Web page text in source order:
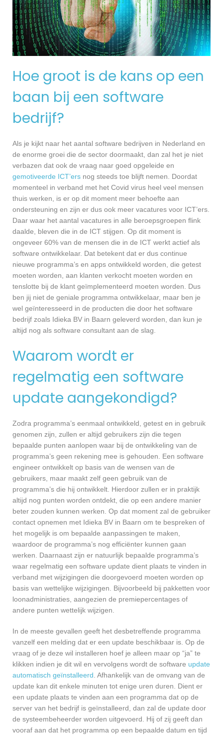
Hoe groot is de kans op een
baan bij een software
bedrijf?
Als je kijkt naar het aantal software bedrijven in Nederland en
de enorme groei die de sector doormaakt, dan zal het je niet
verbazen dat ook de vraag naar goed opgeleide en
gemotiveerde ICT’ers nog steeds toe blijft nemen. Doordat
momenteel in verband met het Covid virus heel veel mensen
thuis werken, is er op dit moment meer behoefte aan
ondersteuning en zijn er dus ook meer vacatures voor ICT’ers.
Daar waar het aantal vacatures in alle beroepsgroepen flink
daalde, bleven die in de ICT stijgen. Op dit moment is
ongeveer 60% van de mensen die in de ICT werkt actief als
software ontwikkelaar. Dat betekent dat er dus continue
nieuwe programma’s en apps ontwikkeld worden, die getest
moeten worden, aan klanten verkocht moeten worden en
tenslotte bij de klant geïmplementeerd moeten worden. Dus
ben jij niet de geniale programma ontwikkelaar, maar ben je
wel geïnteresseerd in de producten die door het software
bedrijf zoals Idieka BV in Baarn geleverd worden, dan kun je
altijd nog als software consultant aan de slag.
Waarom wordt er
regelmatig een software
update aangekondigd?
Zodra programma’s eenmaal ontwikkeld, getest en in gebruik
genomen zijn, zullen er altijd gebruikers zijn die tegen
bepaalde punten aanlopen waar bij de ontwikkeling van de
programma’s geen rekening mee is gehouden. Een software
engineer ontwikkelt op basis van de wensen van de
gebruikers, maar maakt zelf geen gebruik van de
programma’s die hij ontwikkelt. Hierdoor zullen er in praktijk
altijd nog punten worden ontdekt, die op een andere manier
beter zouden kunnen werken. Op dat moment zal de gebruiker
contact opnemen met Idieka BV in Baarn om te bespreken of
het mogelijk is om bepaalde aanpassingen te maken,
waardoor de programma’s nog efficiënter kunnen gaan
werken. Daarnaast zijn er natuurlijk bepaalde programma’s
waar regelmatig een software update dient plaats te vinden in
verband met wijzigingen die doorgevoerd moeten worden op
basis van wettelijke wijzigingen. Bijvoorbeeld bij pakketten voor
loonadministraties, aangezien de premiepercentages of
andere punten wettelijk wijzigen.
In de meeste gevallen geeft het desbetreffende programma
vanzelf een melding dat er een update beschikbaar is. Op de
vraag of je deze wil installeren hoef je alleen maar op “ja” te
klikken indien je dit wil en vervolgens wordt de software update
automatisch geïnstalleerd. Afhankelijk van de omvang van de
update kan dit enkele minuten tot enige uren duren. Dient er
een update plaats te vinden aan een programma dat op de
server van het bedrijf is geïnstalleerd, dan zal de update door
de systeembeheerder worden uitgevoerd. Hij of zij geeft dan
vooraf aan dat het programma op een bepaalde datum en tijd